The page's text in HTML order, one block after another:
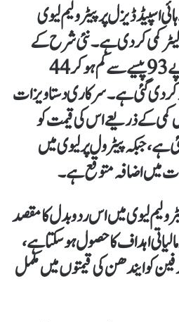
ڈیزل پر پیٹرولیم لیوی
34 پیسے فی لیٹر کمی کر دی ہے۔ نئی شرح کے
تحت ڈیزل پر لیوی 68 روپے 93 پیسے سے کم ہو کر 44
مقرر کر دی گئی ہے۔سرکاری دستاویزات
کمی کے ذریعے اس کی قیمت کو
ہے، جبکہ پیٹرول پر لیوی میں
میں اضافہ متوقع ہے۔
لیوی میں اس ردوبدل کا مقصد
اہداف کا حصول ہو سکتا ہے،
کو ایندھن کی قیمتوں میں مکمل